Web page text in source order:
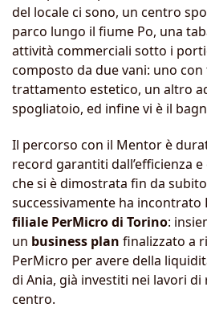
del locale ci sono, un centro
parco lungo il fiume Po, una
attività commerciali sotto i
composto da due vani: uno
trattamento estetico, un altro
spogliatoio, ed infine vi è il
Il percorso con il Mentor è
record garantiti dall’efficienza
che si è dimostrata fin da
successivamente ha incontrato
filiale PerMicro di Torino:
un business plan finalizzato a
PerMicro per avere della
di Ania, già investiti nei lavori
centro.